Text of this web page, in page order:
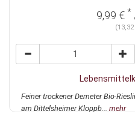
9,99 € *
Feiner trockener Demeter Bio-
am Dittelsheimer Kloppb... mehr